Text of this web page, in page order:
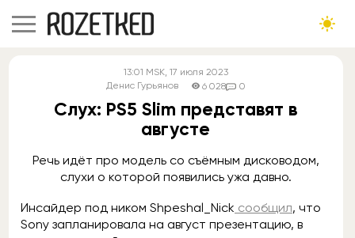
13:01 MSK, 17 июля 2023
Денис Гурьянов
6 028 0
Слух: PS5 Slim представят в
августе
Речь идёт про модель со съёмным дисководом,
слухи о которой появились ужа давно.
Инсайдер под ником Shpeshal_Nick сообщил, что
Sony запланировала на август презентацию, в